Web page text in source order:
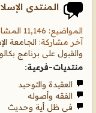
المنتدى
المواضيع: 11,146 المشاركات: 39,270
آخر مشاركة: الجامعة
والقبول على برنامج
منتديات-فرعية:
العقيدة والتوحيد
الفقه وأصوله
فى ظل أية وحديث